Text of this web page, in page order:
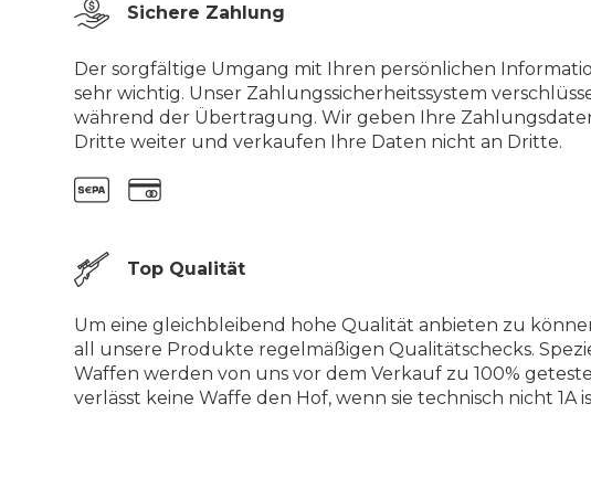
Sichere Zahlung
Der sorgfältige Umgang mit Ihren persönlichen
sehr wichtig. Unser Zahlungssicherheitssystem
während der Übertragung. Wir geben Ihre
Dritte weiter und verkaufen Ihre Daten nicht an Dritte.
Top Qualität
Um eine gleichbleibend hohe Qualität anbieten zu
all unsere Produkte regelmäßigen Qualitätschecks.
Waffen werden von uns vor dem Verkauf zu 100%
verlässt keine Waffe den Hof, wenn sie technisch nicht 1A